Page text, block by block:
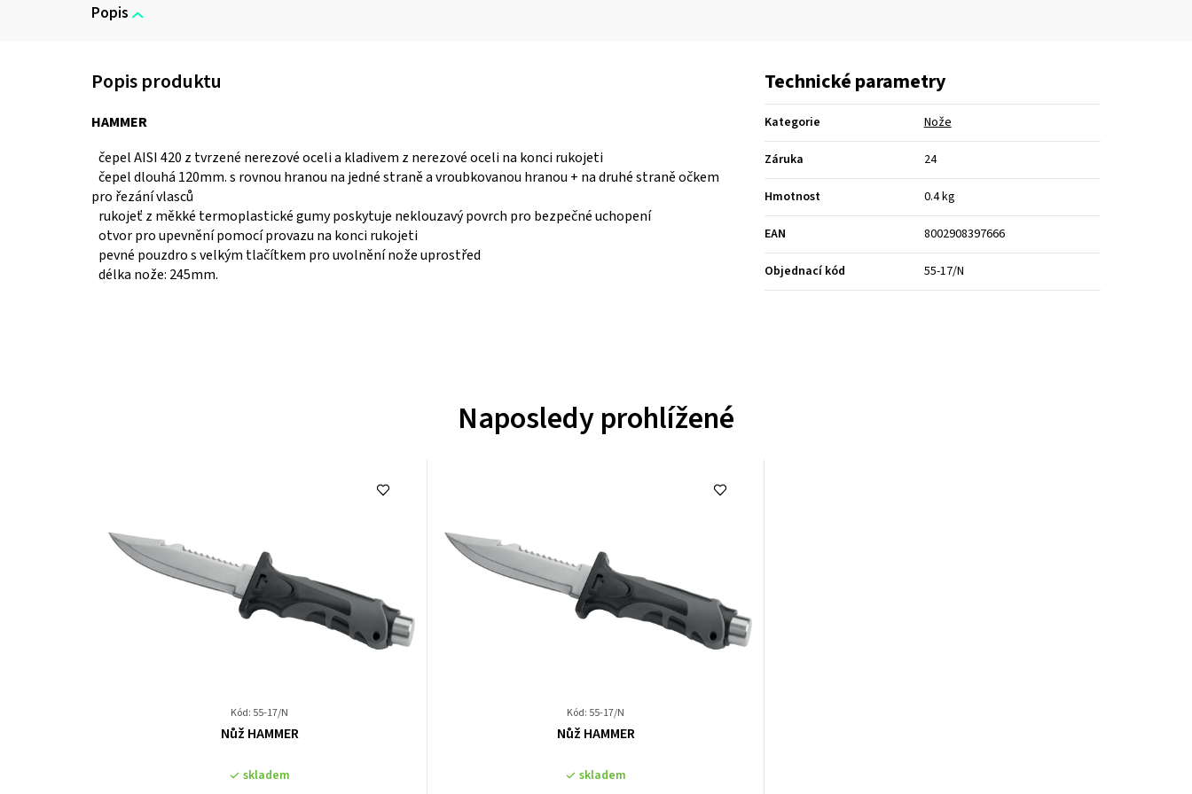
Popis
HAMMER
čepel AISI 420 z tvrzené nerezové oceli a kladivem z nerezové oceli na konci rukojeti
čepel dlouhá 120mm. s rovnou hranou na jedné straně a vroubkovanou hranou + na druhé straně očkem
pro řezání vlasců
rukojeť z měkké termoplastické gumy poskytuje neklouzavý povrch pro bezpečné uchopení
otvor pro upevnění pomocí provazu na konci rukojeti
pevné pouzdro s velkým tlačítkem pro uvolnění nože uprostřed
délka nože: 245mm.
Technické parametry
Kategorie Nože
Záruka 24
Hmotnost 0.4 kg
EAN 8002908397666
Objednací kód 55-17/N
Naposledy prohlížené
Kód: 55-17/N
Průměrné
produktu
Nůž HAMMER
skladem
Kód: 55-17/N
Průměrné
produktu
Nůž HAMMER
skladem